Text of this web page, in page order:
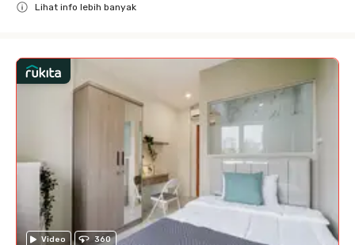
Lihat info lebih banyak
Video 360